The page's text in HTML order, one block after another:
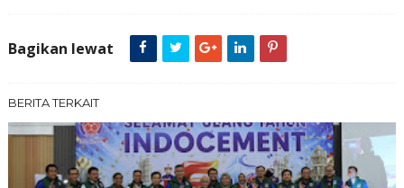
Bagikan lewat
BERITA TERKAIT